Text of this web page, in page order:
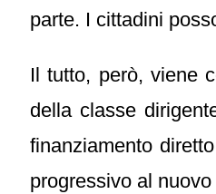
parte. I cittadini
Il tutto, però, viene
della classe
finanziamento
progressivo al